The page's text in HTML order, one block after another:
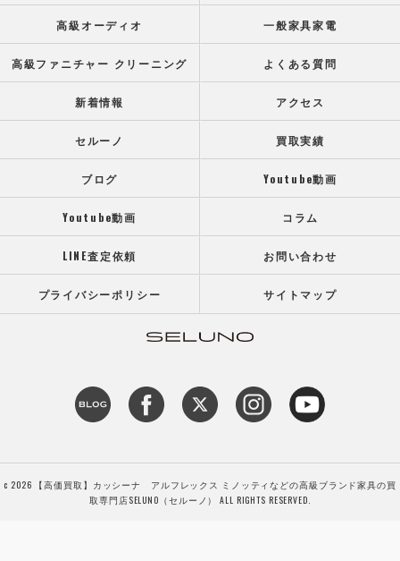
高級オーディオ 一般家具家電
高級ファニチャー クリーニング よくある質問
新着情報 アクセス
セルーノ 買取実績
ブログ Youtube動画
Youtube動画 コラム
LINE査定依頼 お問い合わせ
プライバシーポリシー サイトマップ
c 2026 【高価買取】カッシーナ アルフレックス ミノッティなどの高級ブランド家具の買
取専門店SELUNO（セルーノ） ALL RIGHTS RESERVED.